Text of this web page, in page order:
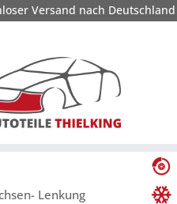
Versand nach Deutschland
Lenkung